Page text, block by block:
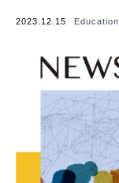
2023.12.15 Education